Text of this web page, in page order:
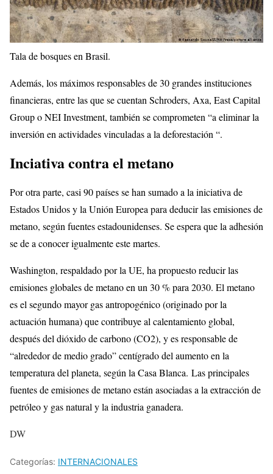
Tala de bosques en Brasil.
Además, los máximos responsables de 30 grandes instituciones
financieras, entre las que se cuentan Schroders, Axa, East Capital
Group o NEI Investment, también se comprometen “a eliminar la
inversión en actividades vinculadas a la deforestación “.
Inciativa contra el metano
Por otra parte, casi 90 países se han sumado a la iniciativa de
Estados Unidos y la Unión Europea para deducir las emisiones de
metano, según fuentes estadounidenses. Se espera que la adhesión
se de a conocer igualmente este martes.
Washington, respaldado por la UE, ha propuesto reducir las
emisiones globales de metano en un 30 % para 2030. El metano
es el segundo mayor gas antropogénico (originado por la
actuación humana) que contribuye al calentamiento global,
después del dióxido de carbono (CO2), y es responsable de
“alrededor de medio grado” centígrado del aumento en la
temperatura del planeta, según la Casa Blanca. Las principales
fuentes de emisiones de metano están asociadas a la extracción de
petróleo y gas natural y la industria ganadera.
DW
Categorías: INTERNACIONALES